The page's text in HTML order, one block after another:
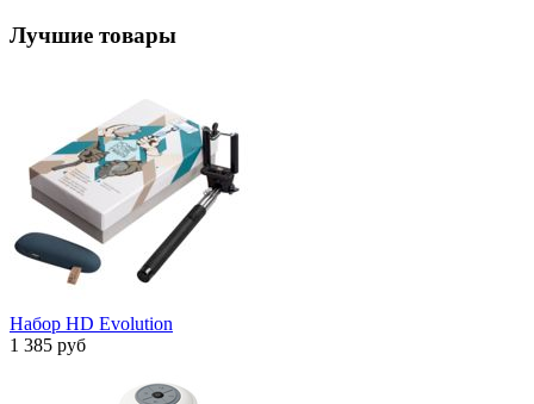
Лучшие товары
Набор HD Evolution
1 385 руб